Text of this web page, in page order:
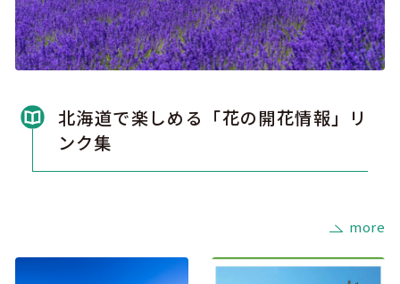
北海道で楽しめる「花の開花情報」リ
ンク集
more